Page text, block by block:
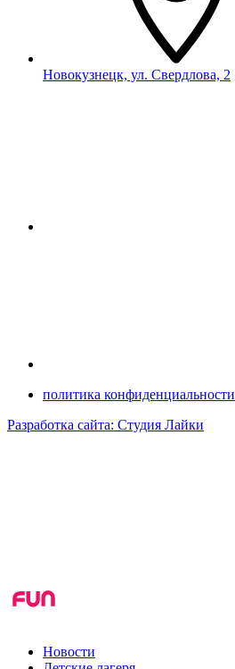
Новокузнецк, ул. Свердлова, 2
политика конфиденциальности
Разработка сайта: Студия Лайки
Новости